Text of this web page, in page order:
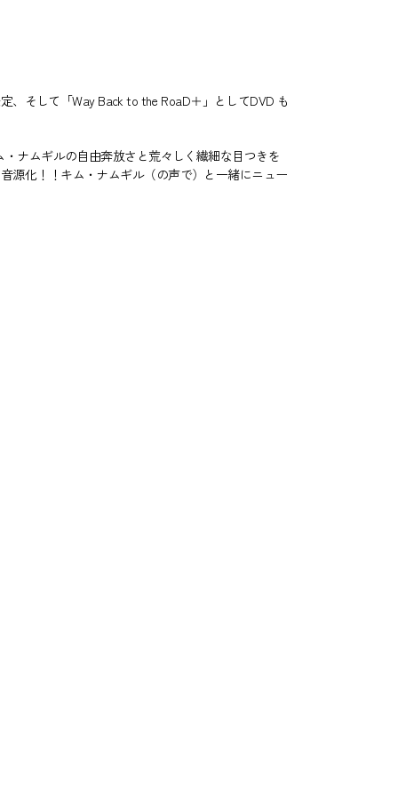
、そして「Way Back to the RoaD＋」としてDVD も
ナムギルの自由奔放さと荒々しく繊細な目つきを
源化！！キム・ナムギル（の声で）と一緒にニュー